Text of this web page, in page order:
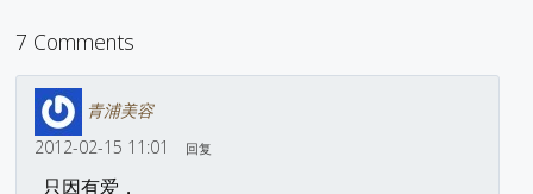
7 Comments
青浦美容
2012-02-15 11:01
回复
只因有爱，